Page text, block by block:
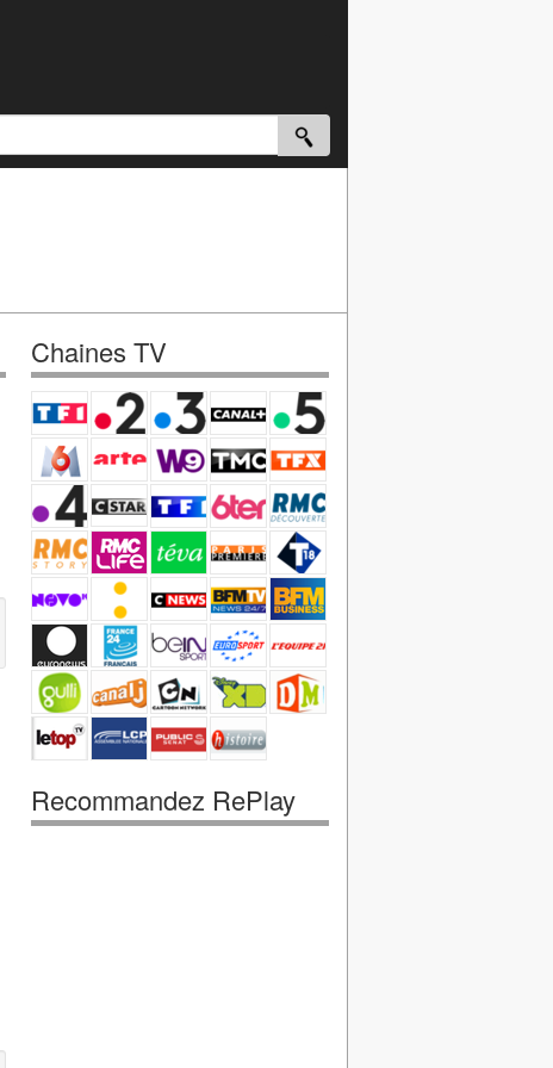
Chaines TV
Recommandez RePlay